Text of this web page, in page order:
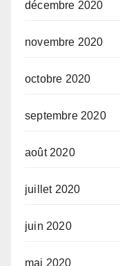
décembre 2020
novembre 2020
octobre 2020
septembre 2020
août 2020
juillet 2020
juin 2020
mai 2020